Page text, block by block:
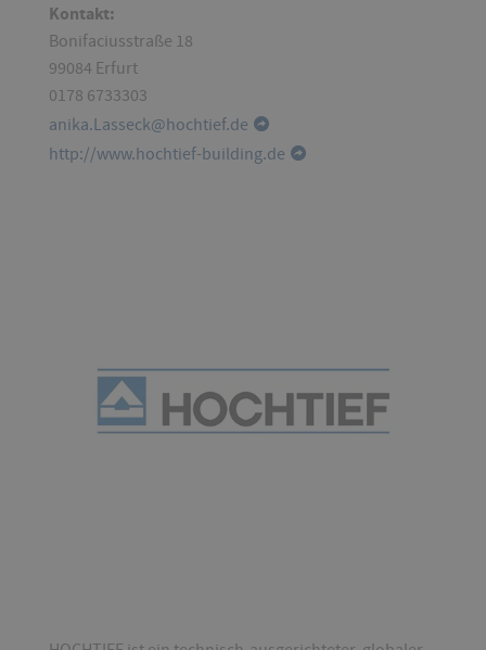
Kontakt:
Bonifaciusstraße 18
99084 Erfurt
0178 6733303
anika.Lasseck@hochtief.de
http://www.hochtief-building.de